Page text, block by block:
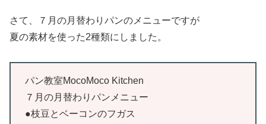
さて、７月の月替わりパンのメニューですが
夏の素材を使った2種類にしました。
パン教室MocoMoco Kitchen
７月の月替わりパンメニュー
●枝豆とベーコンのフガス